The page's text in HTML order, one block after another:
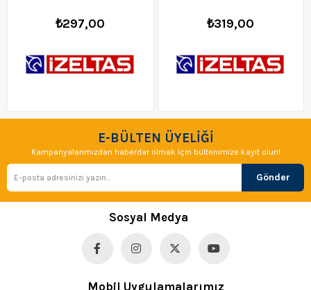
₺297,00 ₺319,00
E-BÜLTEN ÜYELİĞİ
Kampanyalarımızdan haberdar olmak için bültenimize kayıt olun!
Gönder
Sosyal Medya
Mobil Uygulamalarımız